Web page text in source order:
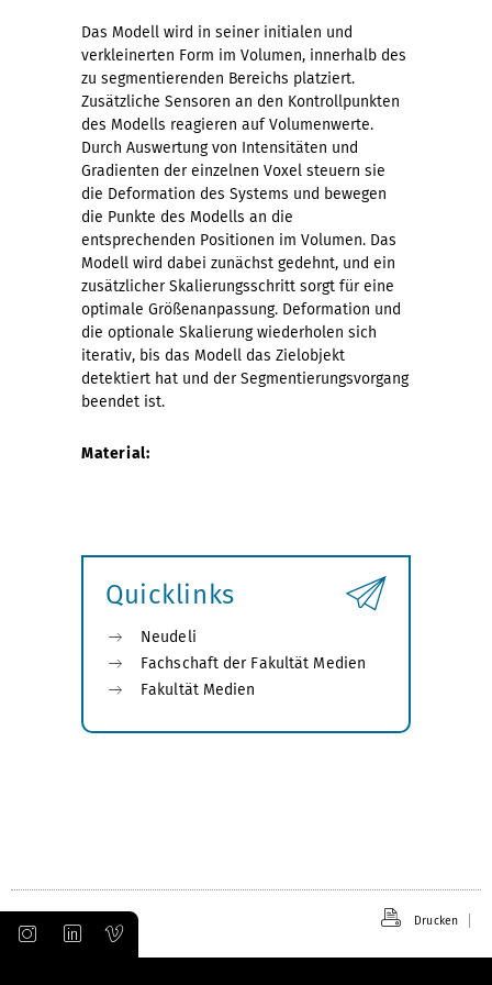
Das Modell wird in seiner initialen und
verkleinerten Form im Volumen, innerhalb des
zu segmentierenden Bereichs platziert.
Zusätzliche Sensoren an den Kontrollpunkten
des Modells reagieren auf Volumenwerte.
Durch Auswertung von Intensitäten und
Gradienten der einzelnen Voxel steuern sie
die Deformation des Systems und bewegen
die Punkte des Modells an die
entsprechenden Positionen im Volumen. Das
Modell wird dabei zunächst gedehnt, und ein
zusätzlicher Skalierungsschritt sorgt für eine
optimale Größenanpassung. Deformation und
die optionale Skalierung wiederholen sich
iterativ, bis das Modell das Zielobjekt
detektiert hat und der Segmentierungsvorgang
beendet ist.
Material:
Quicklinks
Neudeli
Fachschaft der Fakultät Medien
Fakultät Medien
Drucken